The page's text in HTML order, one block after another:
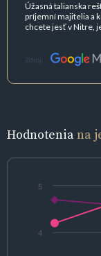
Úžasná talianska
príjemní majitelia a
chcete jesť v Nitre,
Zdroj:
Hodnoteniana
4
5